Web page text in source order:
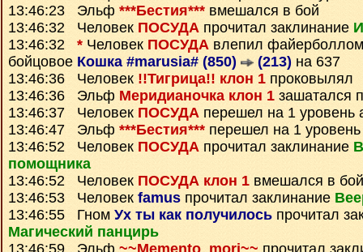
13:46:23 Эльф ***Бестия*** вмешался в бой
13:46:32 Человек ПОСУДА прочитал заклинание
13:46:32 * Человек ПОСУДА влепил
бойцовое Кошка #marusia# (850) (213) на 637
13:46:36 Человек !!Тигрица!! клон 1 проковылял
13:46:36 Эльф Меридианочка клон 1 зашатался
13:46:37 Человек ПОСУДА перешел на 1 уровень
13:46:47 Эльф ***Бестия*** перешел на 1
13:46:52 Человек ПОСУДА прочитал заклинание
помощника
13:46:52 Человек ПОСУДА клон 1 вмешался в бой
13:46:53 Человек famus прочитал заклинание
13:46:55 Гном Ух ты как получилось прочитал
Магический панцирь
13:46:59 Эльф ~~Memento_mori~~ прочитал